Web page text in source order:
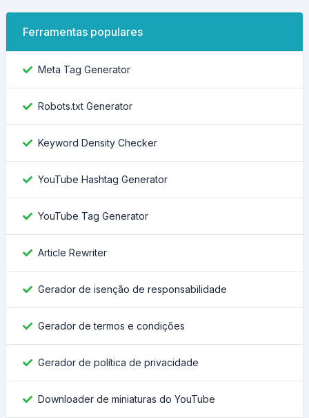
Ferramentas populares
Meta Tag Generator
Robots.txt Generator
Keyword Density Checker
YouTube Hashtag Generator
YouTube Tag Generator
Article Rewriter
Gerador de isenção de responsabilidade
Gerador de termos e condições
Gerador de política de privacidade
Downloader de miniaturas do YouTube